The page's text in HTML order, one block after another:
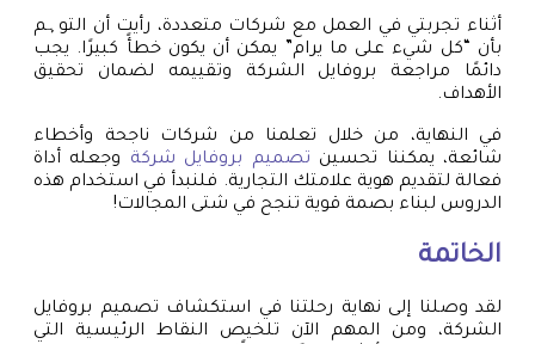
أثناء تجربتي في العمل مع شركات متعددة، رأيت أن التوہم
بأن “كل شيء على ما يرام” يمكن أن يكون خطأً كبيرًا. يجب
دائمًا مراجعة بروفايل الشركة وتقييمه لضمان تحقيق
الأهداف.
في النهاية، من خلال تعلمنا من شركات ناجحة وأخطاء
شائعة، يمكننا تحسين تصميم بروفايل شركة وجعله أداة
فعالة لتقديم هوية علامتك التجارية. فلنبدأ في استخدام هذه
الدروس لبناء بصمة قوية تنجح في شتى المجالات!
الخاتمة
لقد وصلنا إلى نهاية رحلتنا في استكشاف تصميم بروفايل
الشركة، ومن المهم الآن تلخيص النقاط الرئيسية التي